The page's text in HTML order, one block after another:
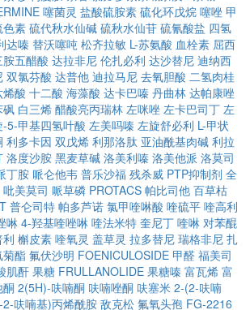
噻菌灵 盐酸硫胺素 硫化环戊烷 噻唑 甲
色素 硫代秋水仙碱 硫秋水仙苷 硫氰酸盐 四氢
达嗪 替沃噻吨 松齐拉敏 L-苏氨酸 血栓素 屈西
五醋酸 达拉非尼 伦扎必利 达沙替尼 迪纳西
双氯芬酸 达普他 迪拉马尼 去氧胆酸 二氢肉桂
酸 十二酸 海藻酸 达卡巴嗪 丹曲林 达帕康唑
砜 白三烯 醋酸亮丙瑞林 左咪唑 左卡巴司丁 左
-5-甲基四氢叶酸 左美吗嗪 左旋舒必利 L-甲状
利多卡因 双戊烯 利那洛肽 亚油酰基肉碱 利拉
洛度沙胺 黑麦草碱 洛美利嗪 洛美他派 洛莫司
丁胺 哌仑他韦 普乐沙福 残杀威 PTP抑制剂 全
吡美莫司 哌草磷 PROTACS 帕比司他 百草枯
普仑司特 帕多芦诺 氯甲喹啉酸 喹硫平 喹高利
啉 4-羟基喹唑啉 喹法米特 奎尼丁 喹啉 对苯醌
槲皮素 喹氧灵 盖草灵 拉多替尼 瑞格非尼 扎
菊酯 氟伏沙明 FOENICULOSIDE 甲醛 福美司
肌酐 果糖 FRULLANOLIDE 果糖嗪 富瓦烯 富
酮 2(5H)-呋喃酮 呋喃唑酮 呋塞米 2-(2-呋喃
呋喃基)丙烯酰胺 敌克松 氟氧头孢 FG-2216